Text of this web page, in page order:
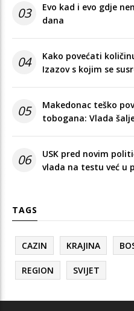
03
Evo kad i evo gdje
dana
04
Kako povećati
Izazov s kojim se
05
Makedonac teško
tobogana: Vlada
06
USK pred novim
vlada na testu već u
TAGS
CAZIN KRAJINA
REGION SVIJET